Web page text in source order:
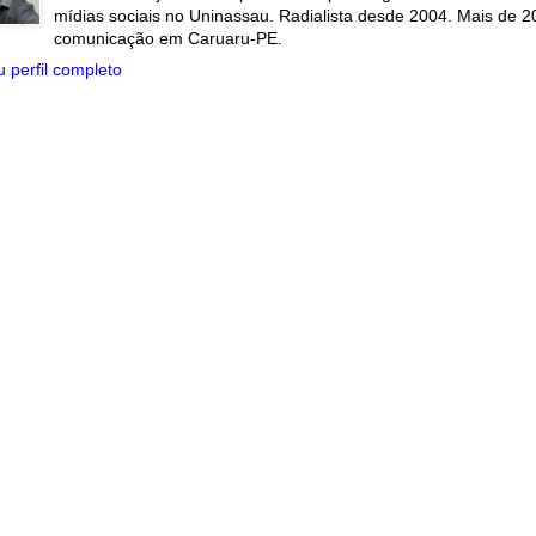
mídias sociais no Uninassau. Radialista desde 2004. Mais de
comunicação em Caruaru-PE.
perfil completo